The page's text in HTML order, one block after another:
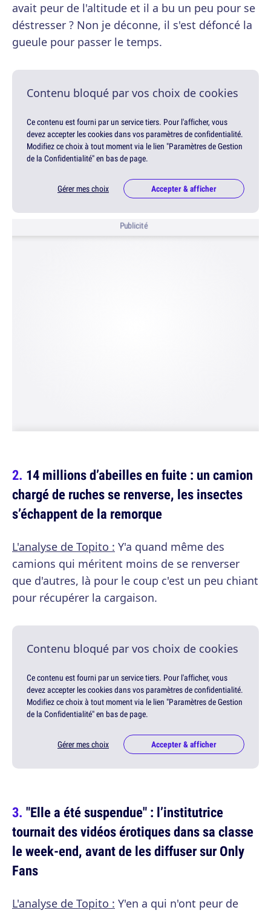
avait peur de l'altitude et il a bu un peu pour se
déstresser ? Non je déconne, il s'est défoncé la
gueule pour passer le temps.
Contenu bloqué par vos choix de cookies
Ce contenu est fourni par un service tiers. Pour l'afficher, vous
devez accepter les cookies dans vos paramètres de confidentialité.
Modifiez ce choix à tout moment via le lien "Paramètres de Gestion
de la Confidentialité" en bas de page.
Gérer mes choix Accepter & afficher
Publicité
14 millions d’abeilles en fuite : un camion
chargé de ruches se renverse, les insectes
s’échappent de la remorque
L'analyse de Topito : Y'a quand même des
camions qui méritent moins de se renverser
que d'autres, là pour le coup c'est un peu chiant
pour récupérer la cargaison.
Contenu bloqué par vos choix de cookies
Ce contenu est fourni par un service tiers. Pour l'afficher, vous
devez accepter les cookies dans vos paramètres de confidentialité.
Modifiez ce choix à tout moment via le lien "Paramètres de Gestion
de la Confidentialité" en bas de page.
Gérer mes choix Accepter & afficher
"Elle a été suspendue" : l’institutrice
tournait des vidéos érotiques dans sa classe
le week-end, avant de les diffuser sur Only
Fans
L'analyse de Topito : Y'en a qui n'ont peur de